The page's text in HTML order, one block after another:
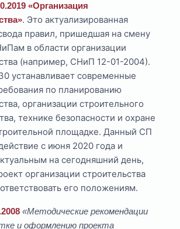
«Организация
. Это актуализированная
правил, пришедшая на смену
в области организации
(например, СНиП 12-01-2004).
устанавливает современные
по планированию
организации строительного
технике безопасности и охране
площадке. Данный СП
с июня 2020 года и
на сегодняшний день,
организации строительства
его положениям.
«Методические рекомендации
и оформлению проекта